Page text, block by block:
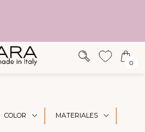
0
COLOR MATERIALES